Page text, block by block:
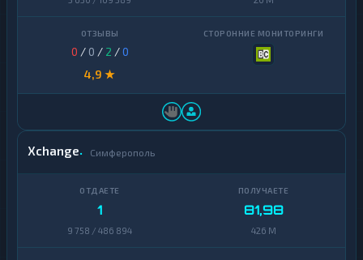
0 / 0 / 2 /0
4,9 ★
Xchange Симферополь
1
9 758 / 486 894
81,98
426 M